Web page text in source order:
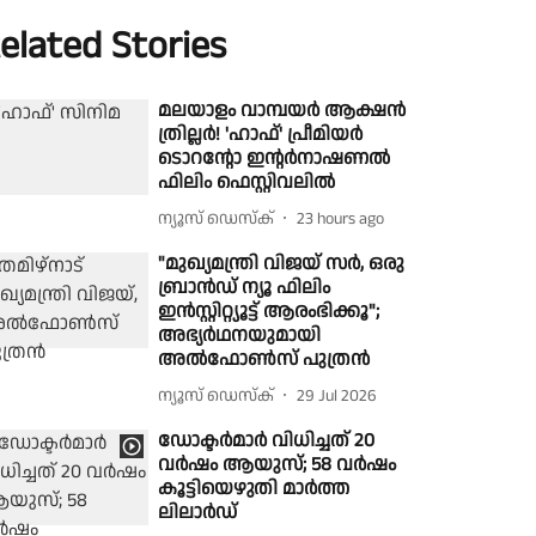
Stories
മലയാളം വാമ്പയർ ആക്ഷൻ
ത്രില്ലർ! 'ഹാഫ്' പ്രീമിയർ
ടൊറന്റോ ഇന്റർനാഷണൽ
ഫിലിം ഫെസ്റ്റിവലിൽ
ന്യൂസ് ഡെസ്ക് 23 hours ago
"മുഖ്യമന്ത്രി വിജയ് സർ, ഒരു
ബ്രാൻഡ് ന്യൂ ഫിലിം
ഇൻസ്റ്റിറ്റ്യൂട്ട് ആരംഭിക്കൂ";
അഭ്യർഥനയുമായി
അൽഫോൺസ് പുത്രൻ
ന്യൂസ് ഡെസ്ക് 29 Jul 2026
ഡോക്ടര്‍മാര്‍ വിധിച്ചത് 20
വര്‍ഷം ആയുസ്; 58 വര്‍ഷം
കൂട്ടിയെഴുതി മാര്‍ത്ത
ലിലാര്‍ഡ്